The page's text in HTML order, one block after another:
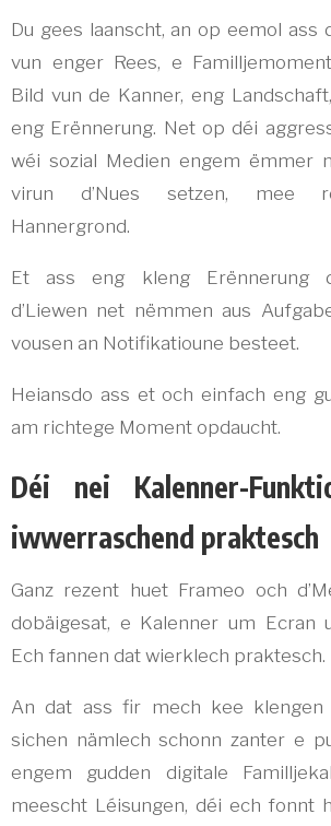
Du gees laanscht, an op eemol ass
vun enger Rees, e
Bild vun de Kanner, eng
eng Erënnerung. Net op déi
wéi sozial Medien engem ëmmer
virun d’Nues setzen, mee
Hannergrond.
Et ass eng kleng Erënnerung
d’Liewen net nëmmen aus
vousen an Notifikatioune besteet.
Heiansdo ass et och einfach eng
am richtege Moment opdaucht.
Déi nei Kalenner-
iwwerraschend praktesch
Ganz rezent huet Frameo och
dobäigesat, e Kalenner um Ecran
Ech fannen dat wierklech praktesch.
An dat ass fir mech kee klengen
sichen nämlech schonn zanter e
engem gudden digitale
meescht Léisungen, déi ech fonnt